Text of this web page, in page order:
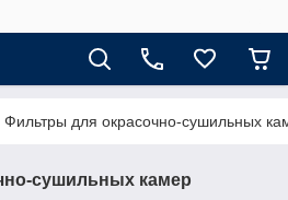
Фильтры для окрасочно-сушильных
сушильных камер